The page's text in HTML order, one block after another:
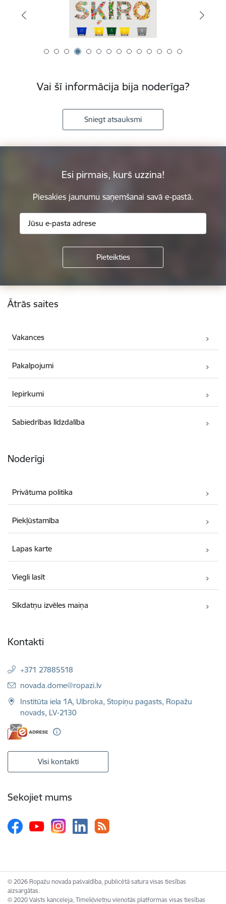
Vai šī informācija bija noderīga?
Sniegt atsauksmi
Esi pirmais, kurš uzzina!
Piesakies jaunumu saņemšanai savā e-pastā.
Kājene
Ātrās saites
Vakances
Pakalpojumi
Iepirkumi
Sabiedrības līdzdalība
Noderīgi
Privātuma politika
Piekļūstamība
Lapas karte
Viegli lasīt
Sīkdatņu izvēles maiņa
Kontakti
+371 27885518
E-pasts:
novada.dome@ropazi.lv
Institūta iela 1A, Ulbroka, Stopiņu pagasts, Ropažu
novads, LV-2130
Visi kontakti
Sekojiet mums
© 2026 Ropažu novada pašvaldība, publicētā satura visas tiesības
aizsargātas.
© 2020 Valsts kanceleja, Tīmekļvietņu vienotās platformas visas tiesības